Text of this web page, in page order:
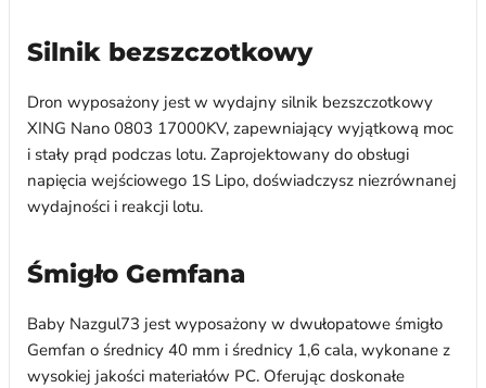
Silnik bezszczotkowy
Dron wyposażony jest w wydajny silnik bezszczotkowy
XING Nano 0803 17000KV, zapewniający wyjątkową moc
i stały prąd podczas lotu. Zaprojektowany do obsługi
napięcia wejściowego 1S Lipo, doświadczysz niezrównanej
wydajności i reakcji lotu.
Śmigło Gemfana
Baby Nazgul73 jest wyposażony w dwułopatowe śmigło
Gemfan o średnicy 40 mm i średnicy 1,6 cala, wykonane z
wysokiej jakości materiałów PC. Oferując doskonałe